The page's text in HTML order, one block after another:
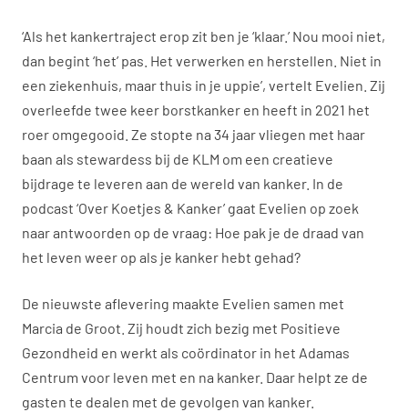
‘Als het kankertraject erop zit ben je ‘klaar.’ Nou mooi niet,
dan begint ‘het’ pas. Het verwerken en herstellen. Niet in
een ziekenhuis, maar thuis in je uppie’, vertelt Evelien. Zij
overleefde twee keer borstkanker en heeft in 2021 het
roer omgegooid. Ze stopte na 34 jaar vliegen met haar
baan als stewardess bij de KLM om een creatieve
bijdrage te leveren aan de wereld van kanker. In de
podcast ‘Over Koetjes & Kanker’ gaat Evelien op zoek
naar antwoorden op de vraag: Hoe pak je de draad van
het leven weer op als je kanker hebt gehad?
De nieuwste aflevering maakte Evelien samen met
Marcia de Groot. Zij houdt zich bezig met Positieve
Gezondheid en werkt als coördinator in het Adamas
Centrum voor leven met en na kanker. Daar helpt ze de
gasten te dealen met de gevolgen van kanker.